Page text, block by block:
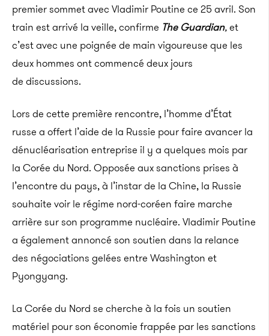
premier sommet avec Vladimir Poutine ce 25 avril. Son
train est arrivé la veille, confirme The Guardian,et
c’est avec une poignée de main vigoureuse que les
deux hommes ont commencé deux jours
de discussions.
Lors de cette première rencontre, l’homme d’État
russe a offert l’aide de la Russie pour faire avancer la
dénucléarisation entreprise il y a quelques mois par
la Corée du Nord. Opposée aux sanctions prises à
l’encontre du pays, à l’instar de la Chine, la Russie
souhaite voir le régime nord-coréen faire marche
arrière sur son programme nucléaire. Vladimir Poutine
a également annoncé son soutien dans la relance
des négociations gelées entre Washington et
Pyongyang.
La Corée du Nord se cherche à la fois un soutien
matériel pour son économie frappée par les sanctions